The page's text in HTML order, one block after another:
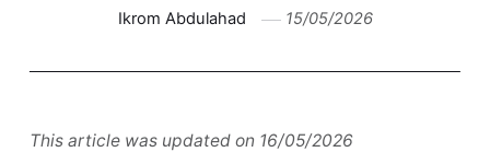
Ikrom Abdulahad 15/05/2026
This article was updated on 16/05/2026